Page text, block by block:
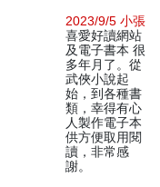
2023/9/5 小張
喜愛好讀網站
及電子書本 很
多年月了。從
武俠小說起
始，到各種書
類，幸得有心
人製作電子本
供方便取用閱
讀，非常感
謝。